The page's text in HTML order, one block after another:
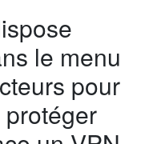
le menu
pour